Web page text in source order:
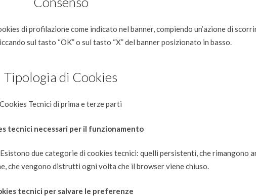
di profilazione come indicato nel banner, compiendo un’azione di
sul tasto “OK” o sul tasto “X” del banner posizionato in basso.
Tipologia di Cookies
Cookies Tecnici di prima e terze parti
tecnici necessari per il funzionamento
due categorie di cookies tecnici: quelli persistenti, che rimangono
che vengono distrutti ogni volta che il browser viene chiuso.
tecnici per salvare le preferenze